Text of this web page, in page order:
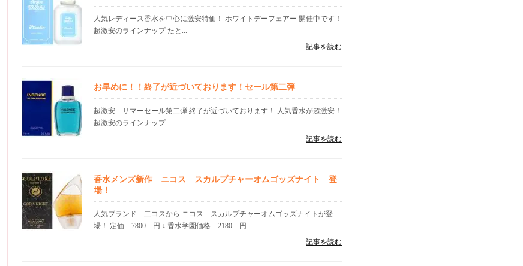
人気レディース香水を中心に激安特価！ ホワイトデーフェアー 開催中です！
超激安のラインナップ たと...
記事を読む
お早めに！！終了が近づいております！セール第二弾
超激安 サマーセール第二弾 終了が近づいております！ 人気香水が超激安！
超激安のラインナップ ...
記事を読む
香水メンズ新作 ニコス スカルプチャーオムゴッズナイト 登
場！
人気ブランド 二コスから ニコス スカルプチャーオムゴッズナイトが登
場！ 定価 7800 円 ↓ 香水学園価格 2180 円...
記事を読む